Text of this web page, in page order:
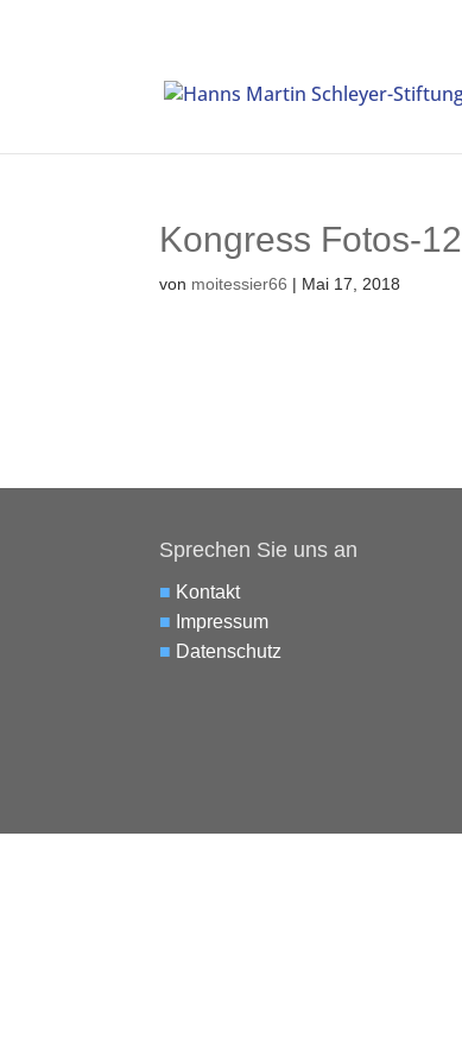
Kongress Fotos-12
von moitessier66 | Mai 17, 2018
Sprechen Sie uns an
■ Kontakt
■ Impressum
■ Datenschutz